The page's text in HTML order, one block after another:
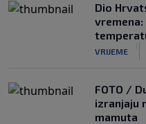
Dio
VRIJEME
FOTO /
izranjaju
mamuta